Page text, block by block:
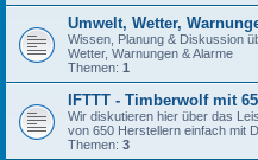
Umwelt, Wetter,
Wissen, Planung & Diskussion
Wetter, Warnungen & Alarme
Themen: 1
IFTTT - Timberwolf mit
Wir diskutieren hier über das
von 650 Herstellern einfach mit
Themen: 3